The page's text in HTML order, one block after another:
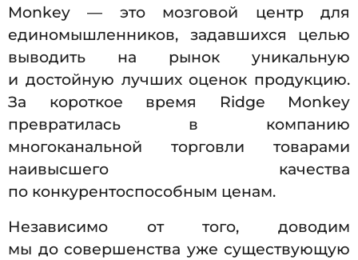
Monkey — это мозговой центр для
единомышленников, задавшихся целью
выводить на рынок уникальную
и достойную лучших оценок продукцию.
За короткое время Ridge Monkey
превратилась в компанию
многоканальной торговли товарами
наивысшего качества
по конкурентоспособным ценам.
Независимо от того, доводим
мы до совершенства уже существующую